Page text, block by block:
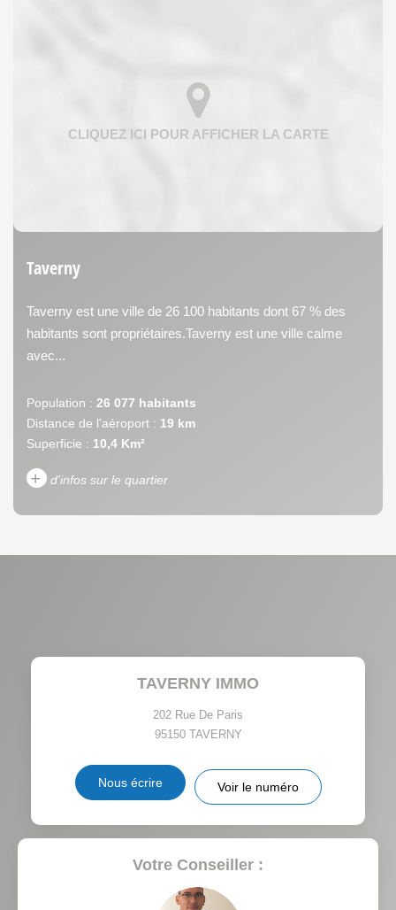
Taverny
Taverny est une ville de 26 100 habitants dont 67 % des
habitants sont propriétaires.Taverny est une ville calme
avec...
Population : 26 077 habitants
Distance de l'aéroport : 19 km
Superficie : 10,4 Km²
+ d'infos sur le quartier
PART DES MÉNAGES SANS
VOITURE
RÉSULTATS DES LYCÉES ECOLES ET CRÈCHES
TAVERNY IMMO
202 Rue De Paris
95150 TAVERNY
Nous écrire Voir le numéro
Votre Conseiller :